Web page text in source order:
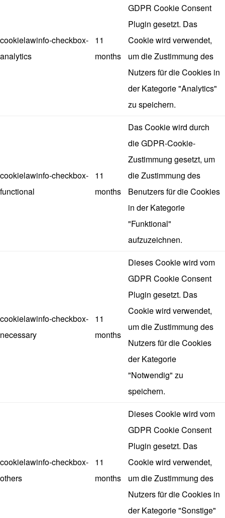
cookielawinfo-checkbox-
analytics
11
months
GDPR Cookie Consent
Plugin gesetzt. Das
Cookie wird verwendet,
um die Zustimmung des
Nutzers für die Cookies in
der Kategorie "Analytics"
zu speichern.
cookielawinfo-checkbox-
functional
11
months
Das Cookie wird durch
die GDPR-Cookie-
Zustimmung gesetzt, um
die Zustimmung des
Benutzers für die Cookies
in der Kategorie
"Funktional"
aufzuzeichnen.
cookielawinfo-checkbox-
necessary
11
months
Dieses Cookie wird vom
GDPR Cookie Consent
Plugin gesetzt. Das
Cookie wird verwendet,
um die Zustimmung des
Nutzers für die Cookies
der Kategorie
"Notwendig" zu
speichern.
cookielawinfo-checkbox-
others
11
months
Dieses Cookie wird vom
GDPR Cookie Consent
Plugin gesetzt. Das
Cookie wird verwendet,
um die Zustimmung des
Nutzers für die Cookies in
der Kategorie "Sonstige"